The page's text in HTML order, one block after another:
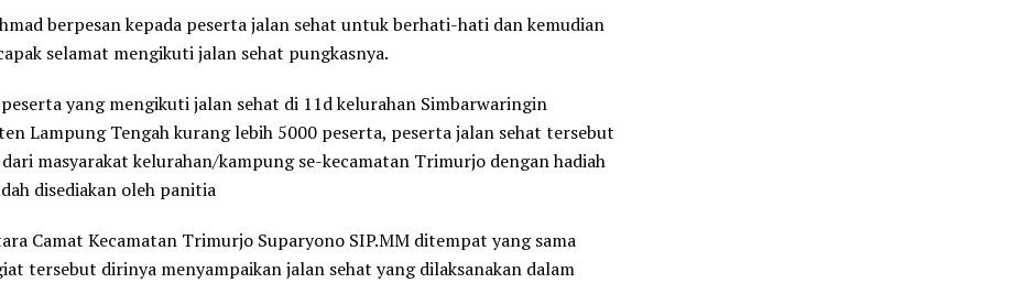
berpesan kepada peserta jalan sehat untuk berhati-hati dan kemudian
selamat mengikuti jalan sehat pungkasnya.
yang mengikuti jalan sehat di 11d kelurahan Simbarwaringin
Lampung Tengah kurang lebih 5000 peserta, peserta jalan sehat tersebut
masyarakat kelurahan/kampung se-kecamatan Trimurjo dengan hadiah
disediakan oleh panitia
Camat Kecamatan Trimurjo Suparyono SIP.MM ditempat yang sama
tersebut dirinya menyampaikan jalan sehat yang dilaksanakan dalam